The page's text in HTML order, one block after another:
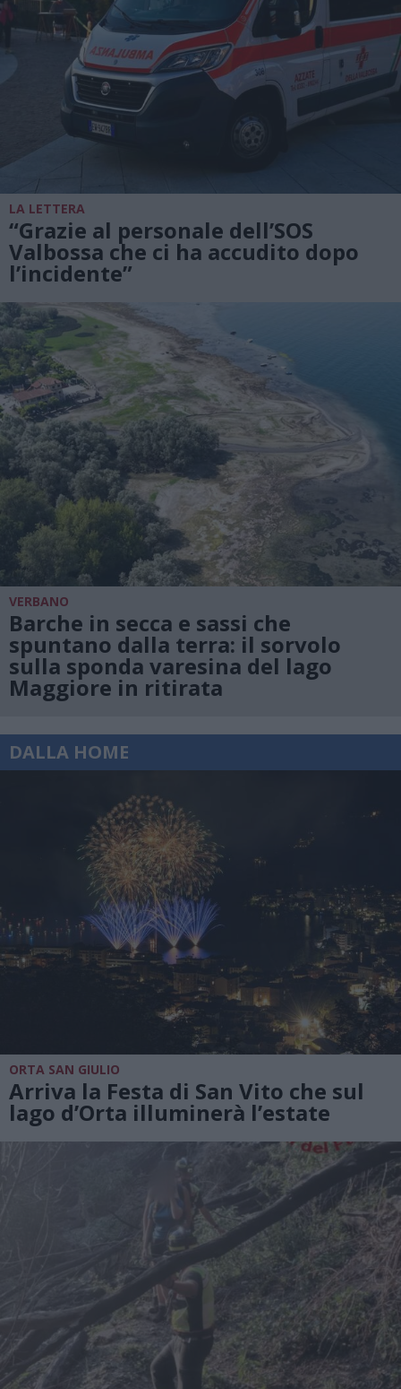
LA LETTERA
“Grazie al personale dell’SOS
Valbossa che ci ha accudito dopo
l’incidente”
VERBANO
Barche in secca e sassi che
spuntano dalla terra: il sorvolo
sulla sponda varesina del lago
Maggiore in ritirata
DALLA HOME
ORTA SAN GIULIO
Arriva la Festa di San Vito che sul
lago d’Orta illuminerà l’estate